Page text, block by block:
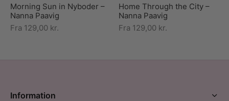
Morning Sun in Nyboder –
Nanna Paavig
Fra 129,00 kr.
Home Through the City –
Nanna Paavig
Fra 129,00 kr.
Information